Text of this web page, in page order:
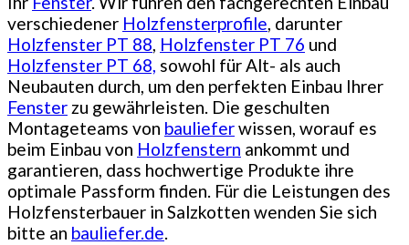
verschiedener Holzfensterprofile, darunter
Holzfenster PT 88, Holzfenster PT 76 und
Holzfenster PT 68, sowohl für Alt- als auch
Neubauten durch, um den perfekten Einbau Ihrer
Fenster zu gewährleisten. Die geschulten
Montageteams von baulieferwissen, worauf es
beim Einbau von Holzfenstern ankommt und
garantieren, dass hochwertige Produkte ihre
optimale Passform finden. Für die Leistungen des
Holzfensterbauer in Salzkotten wenden Sie sich
bitte an bauliefer.de.